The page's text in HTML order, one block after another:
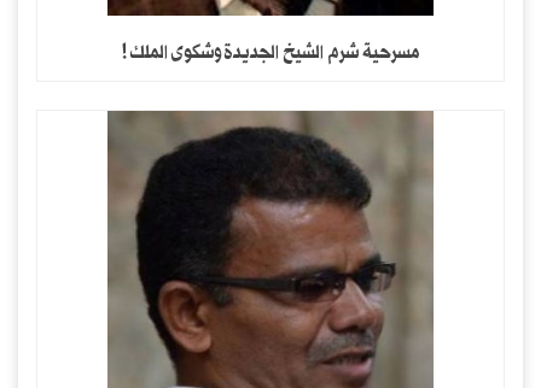
مسرحية شرم الشيخ الجديدة وشكوى الملك !